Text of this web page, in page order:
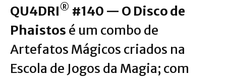
QU4DRI® #140 — O Disco de
Phaistos é um combo de
Artefatos Mágicos criados na
Escola de Jogos da Magia; com